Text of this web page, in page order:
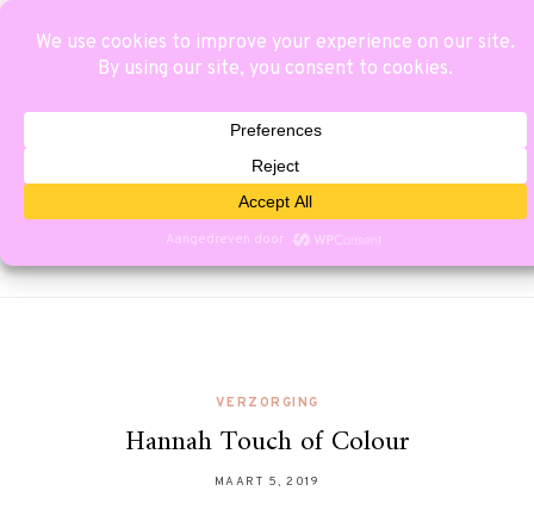
VERZORGING
Hannah Touch of Colour
MAART 5, 2019